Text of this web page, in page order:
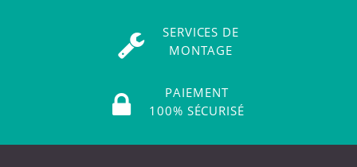
SERVICES DE
MONTAGE
PAIEMENT
100% SÉCURISÉ